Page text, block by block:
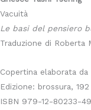
Vacuità
Le basi del pensiero
Traduzione di Roberta
Copertina elaborata da
Edizione: brossura,
ISBN 979-12-80233-